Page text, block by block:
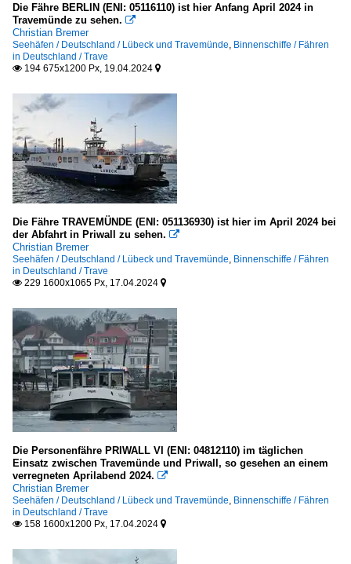
Die Fähre BERLIN (ENI: 05116110) ist hier Anfang April 2024 in
Travemünde zu sehen. 
Christian Bremer
Seehäfen / Deutschland / Lübeck und Travemünde Binnenschiffe / Fähren
in Deutschland / Trave
 194 675x1200 Px, 19.04.2024 
Die Fähre TRAVEMÜNDE (ENI: 051136930) ist hier im April 2024 bei
der Abfahrt in Priwall zu sehen. 
Christian Bremer
Seehäfen / Deutschland / Lübeck und Travemünde Binnenschiffe / Fähren
in Deutschland / Trave
 229 1600x1065 Px, 17.04.2024 
Die Personenfähre PRIWALL VI (ENI: 04812110) im täglichen
Einsatz zwischen Travemünde und Priwall, so gesehen an einem
verregneten Aprilabend 2024. 
Christian Bremer
Seehäfen / Deutschland / Lübeck und Travemünde Binnenschiffe / Fähren
in Deutschland / Trave
 158 1600x1200 Px, 17.04.2024 